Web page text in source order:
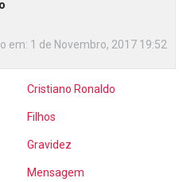
em: 1 de Novembro, 2017 19:52
Cristiano Ronaldo
Filhos
Gravidez
Mensagem